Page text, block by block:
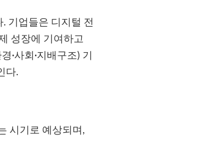
기업들은 디지털 전
성장에 기여하고
·사회·지배구조) 기
다.
시기로 예상되며,